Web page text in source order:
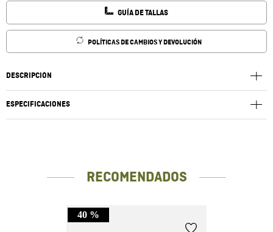
GUÍA DE TALLAS
POLÍTICAS DE CAMBIOS Y DEVOLUCIÓN
DESCRIPCIÓN
ESPECIFICACIONES
RECOMENDADOS
40 %